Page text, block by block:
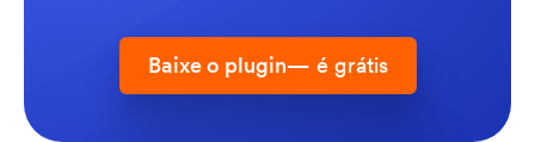
Baixe o plugin— é grátis